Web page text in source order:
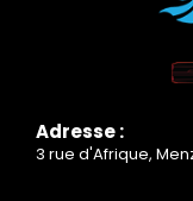
Adresse :
3 rue d'Afrique,